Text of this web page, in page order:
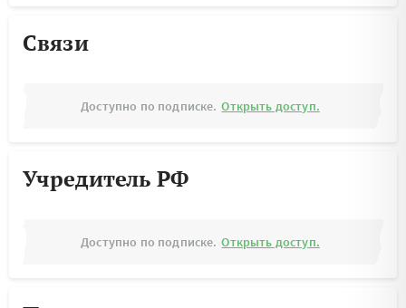
Связи
Доступно по подписке. Открыть доступ.
Учредитель РФ
Доступно по подписке. Открыть доступ.